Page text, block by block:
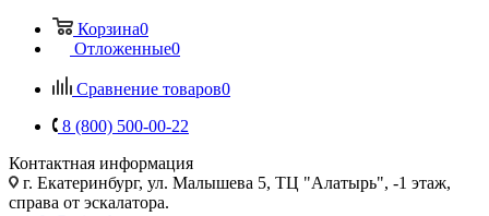
Корзина0
Отложенные0
Сравнение товаров0
8 (800) 500-00-22
Контактная информация
г. Екатеринбург, ул. Малышева 5, ТЦ "Алатырь", -1 этаж,
справа от эскалатора.